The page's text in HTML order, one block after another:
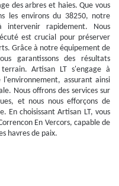
des arbres et haies. Que vous
les environs du 38250, notre
intervenir rapidement. Nous
est crucial pour préserver
Grâce à notre équipement de
garantissons des résultats
Artisan LT s'engage à
l'environnement, assurant ainsi
Nous offrons des services sur
et nous nous efforçons de
choisissant Artisan LT, vous
En Vercors, capable de
havres de paix.